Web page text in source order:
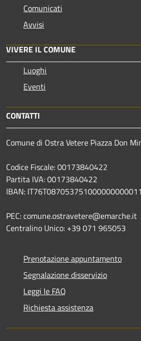
Comunicati
Avvisi
VIVERE IL COMUNE
Luoghi
Eventi
CONTATTI
Comune di Ostra Vetere Piazza Don
Codice Fiscale: 00173840422
Partita IVA: 00173840422
IBAN:
PEC: comune.ostravetere@emarche.it
Centralino Unico: +39 071 965053
Prenotazione appuntamento
Segnalazione disservizio
Leggi le FAQ
Richiesta assistenza